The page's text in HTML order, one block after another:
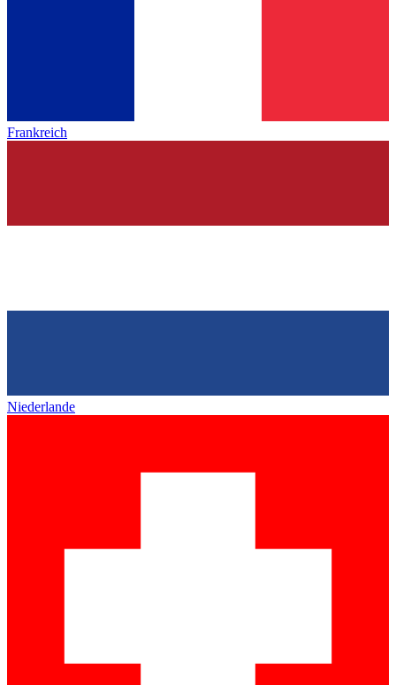
Frankreich
Niederlande